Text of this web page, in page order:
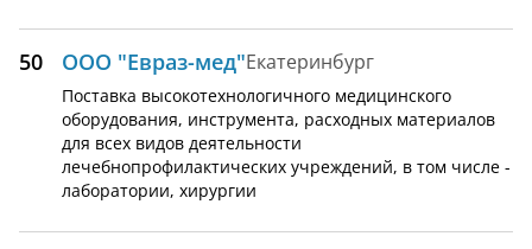
50 ООО "Евраз-мед"Екатеринбург
Поставка высокотехнологичного медицинского
оборудования, инструмента, расходных материалов
для всех видов деятельности
лечебнопрофилактических учреждений, в том числе -
лаборатории, хирургии